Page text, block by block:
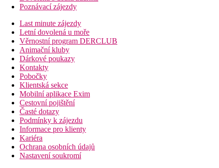
Poznávací zájezdy
Last minute zájezdy
Letní dovolená u moře
Věrnostní program DERCLUB
Animační kluby
Dárkové poukazy
Kontakty
Pobočky
Klientská sekce
Mobilní aplikace Exim
Cestovní pojištění
Časté dotazy
Podmínky k zájezdu
Informace pro klienty
Kariéra
Ochrana osobních údajů
Nastavení soukromí